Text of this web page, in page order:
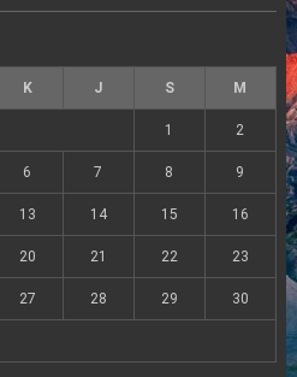
K J S M
1 2
6 7 8 9
13 14 15 16
20 21 22 23
27 28 29 30